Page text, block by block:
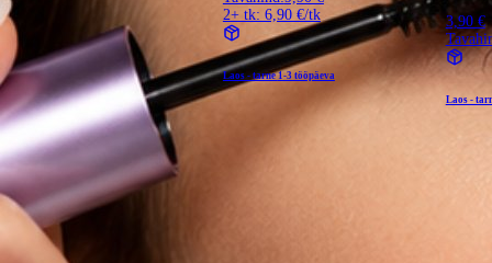
2+ tk: 6,90 €/tk
Laos - tarne1-3 tööpäeva
3,90 €
Laos -